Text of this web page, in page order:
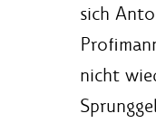
sich
nicht